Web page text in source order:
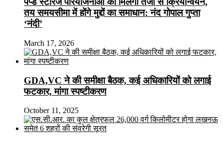
तय समयसीमा में होंगे मुद्दों का समाधान: नंद गोपाल गुप्ता
‘नंदी’
March 17, 2026
GDA,VC ने की समीक्षा बैठक, कई अधिकारियों को लगाई
फटकार, मांगा स्पष्टीकरण
October 11, 2025